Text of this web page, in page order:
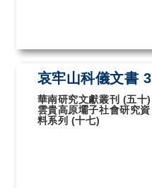
哀牢山科儀文書 3
華南研究文獻叢刊 (五十)
雲貴高原壩子社會研究資
料系列 (十七)